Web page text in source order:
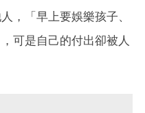
，「早上要娛樂孩子、
可是自己的付出卻被人